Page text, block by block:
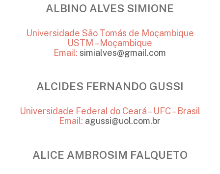
ALBINO ALVES SIMIONE
Universidade São Tomás de Moçambique
USTM – Moçambique
Email: simialves@gmail.com
ALCIDES FERNANDO GUSSI
Universidade Federal do Ceará – UFC – Brasil
Email: agussi@uol.com.br
ALICE AMBROSIM FALQUETO